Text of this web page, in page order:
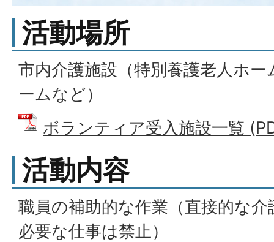
活動場所
市内介護施設（特別養護老人ホ
ームなど）
ボランティア受入施設一覧
活動内容
職員の補助的な作業（直接的な
必要な仕事は禁止）